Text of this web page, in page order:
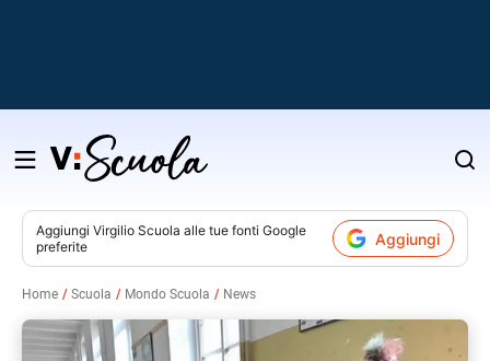
Salta
contenuto
Aggiungi Virgilio Scuola alle tue fonti Google
preferite
Aggiungi
Home Scuola Mondo Scuola News